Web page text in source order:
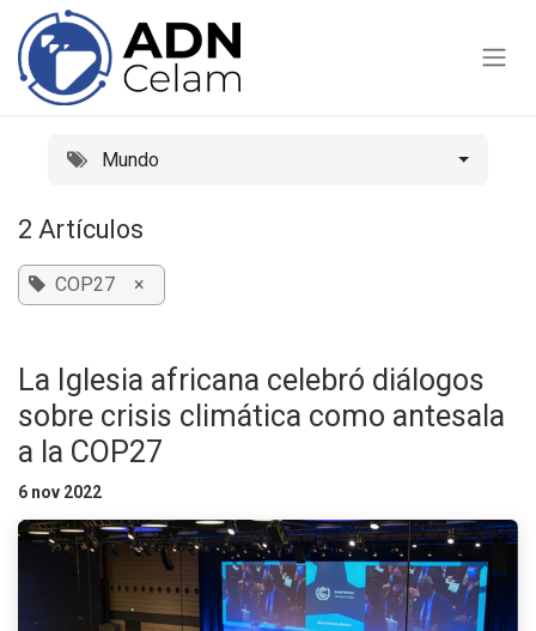
Ir al contenido
Mundo
2 Artículos
COP27 ×
La Iglesia africana celebró diálogos
sobre crisis climática como antesala
a la COP27
6 nov 2022